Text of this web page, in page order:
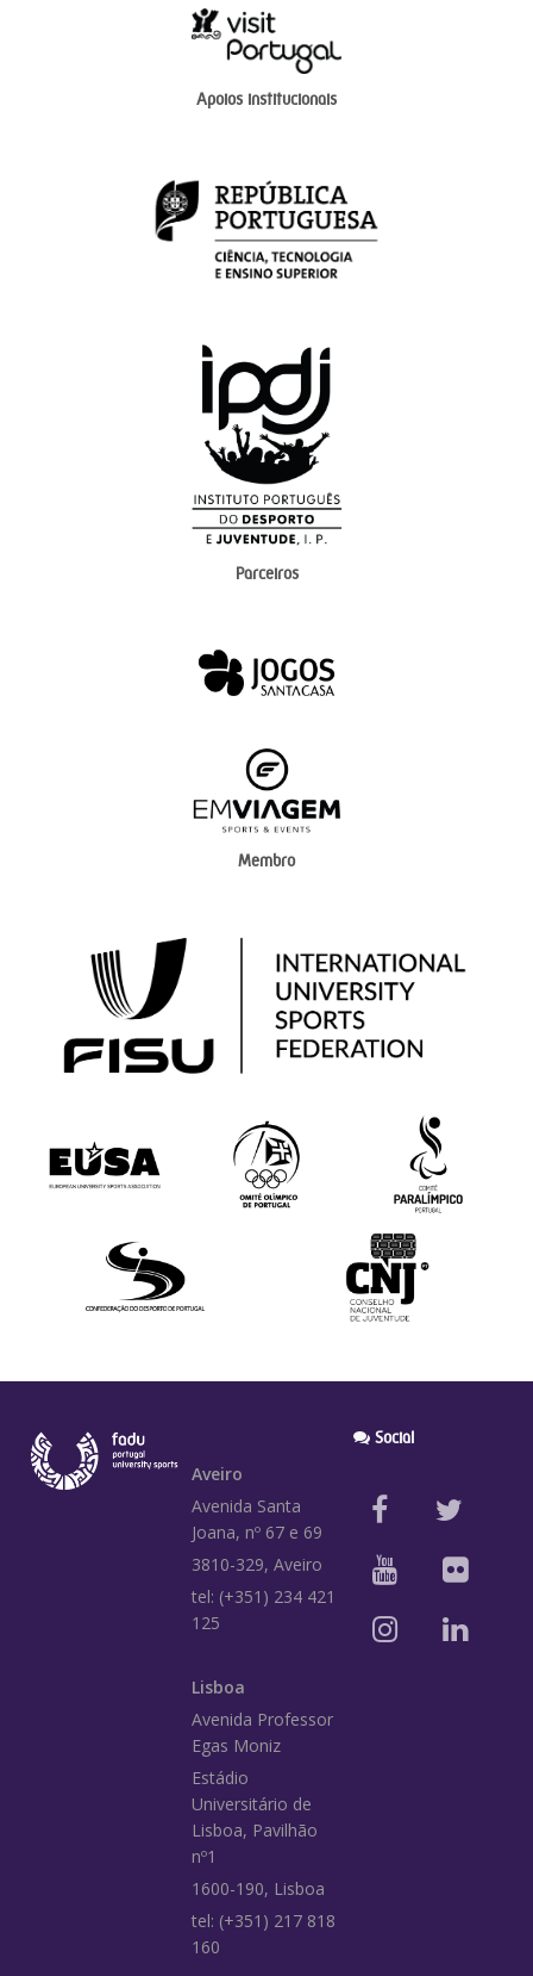
Apoios institucionais
Parceiros
Membro
Aveiro
Avenida Santa
Joana, nº 67 e 69
3810-329, Aveiro
tel: (+351) 234 421
125
Lisboa
Avenida Professor
Egas Moniz
Estádio
Universitário de
Lisboa, Pavilhão
nº1
1600-190, Lisboa
tel: (+351) 217 818
160
Social